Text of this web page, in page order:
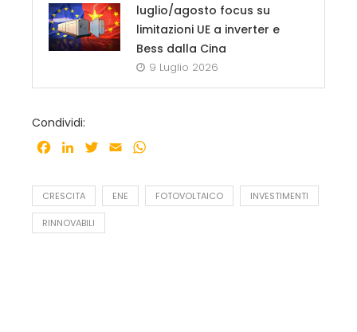
luglio/agosto focus su
limitazioni UE a inverter e
Bess dalla Cina
9 Luglio 2026
Condividi:
Facebook
LinkedInTwitter
Email
CRESCITA ENE FOTOVOLTAICO INVESTIMENTI
RINNOVABILI